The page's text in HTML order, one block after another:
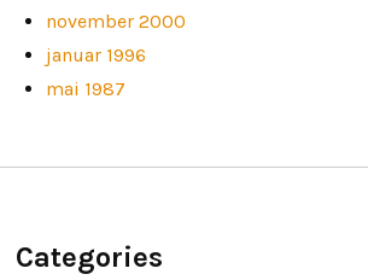
november 2000
januar 1996
mai 1987
Categories